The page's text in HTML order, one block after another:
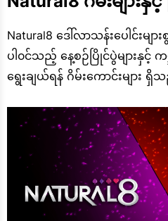
Natural8 ဒေါ်လာသန်းပေါင်းမျာ
ပါ၀င်သည့် နေ့စဉ်ပြိုင်ပွဲများနှင့်
ရွေးချယ်ရန် ဂိမ်းကောင်းများ ရှိ